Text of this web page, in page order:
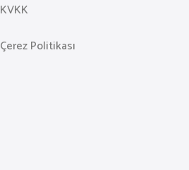
KVKK
Çerez Politikası